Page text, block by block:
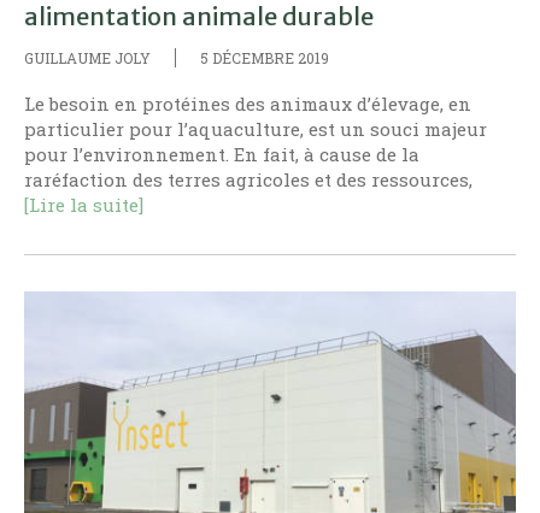
alimentation animale durable
GUILLAUME JOLY 5 DÉCEMBRE 2019
Le besoin en protéines des animaux d’élevage, en
particulier pour l’aquaculture, est un souci majeur
pour l’environnement. En fait, à cause de la
raréfaction des terres agricoles et des ressources,
[Lire la suite]